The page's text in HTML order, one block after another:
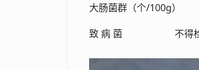
大肠菌群（个/100g
致 病 菌 不得检